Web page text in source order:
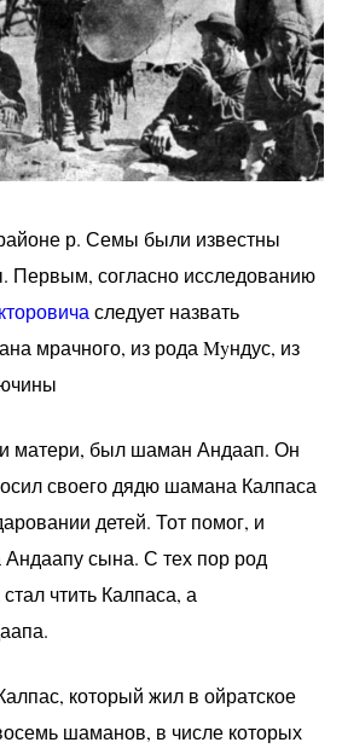
р. Семы были известны
согласно исследованию
следует назвать
мрачного, из рода Myндус, из
матери, был шаман Андаап. Он
своего дядю шамана Калпаса
детей. Тот помог, и
сына. С тех пор род
чтить Калпаса, а
который жил в ойратское
шаманов, в числе которых